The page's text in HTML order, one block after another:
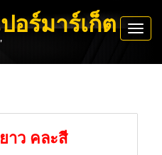
อร์มาร์เก็ต
าว คละสี